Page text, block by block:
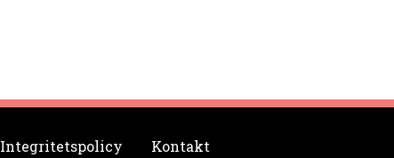
Integritetspolicy Kontakt